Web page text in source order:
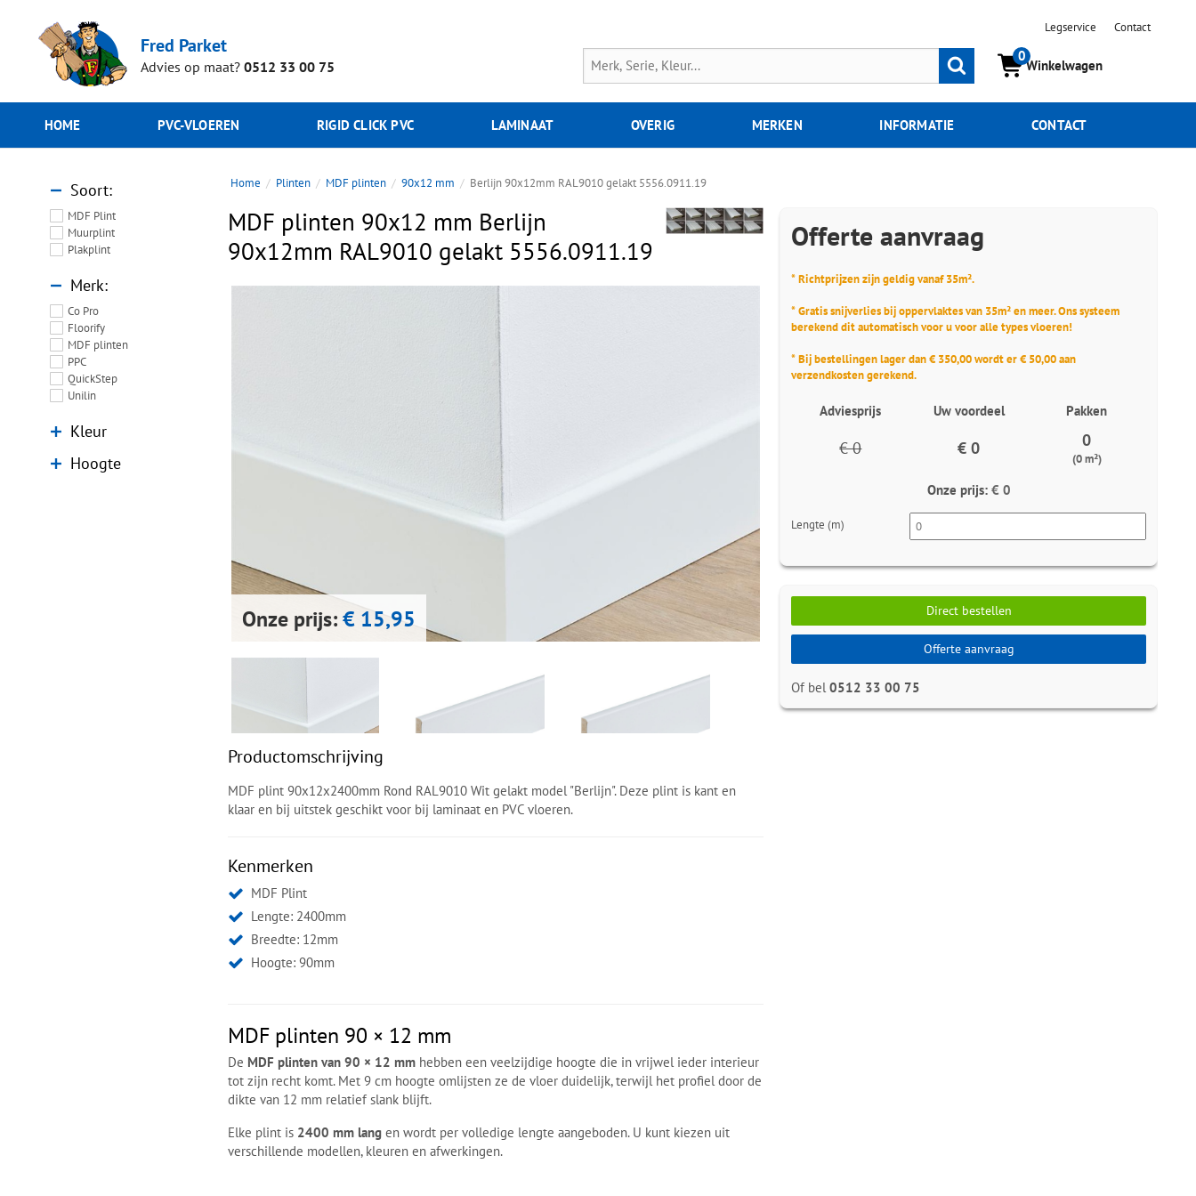
Fred Parket
Advies op maat? 0512 33 00 75
Legservice Contact
0
Winkelwagen
Zoeken
HOME PVC-VLOEREN RIGID CLICK PVC LAMINAAT OVERIG MERKEN INFORMATIE CONTACT
Soort
MDF Plint
Muurplint
Plakplint
Merk
Co Pro
Floorify
MDF plinten
PPC
QuickStep
Unilin
Kleur
Hoogte
Home Plinten MDF plinten 90x12 mm Berlijn 90x12mm RAL9010 gelakt 5556.0911.19
MDF plinten 90x12 mm Berlijn
90x12mm RAL9010 gelakt 5556.0911.19
Onze prijs: € 15,95
Productomschrijving
MDF plint 90x12x2400mm Rond RAL9010 Wit gelakt model "Berlijn". Deze plint is kant en
klaar en bij uitstek geschikt voor bij laminaat en PVC vloeren.
Kenmerken
MDF Plint
Lengte: 2400mm
Breedte: 12mm
Hoogte: 90mm
MDF plinten 90 × 12 mm
De MDF plinten van 90 × 12 mm hebben een veelzijdige hoogte die in vrijwel ieder interieur
tot zijn recht komt. Met 9 cm hoogte omlijsten ze de vloer duidelijk, terwijl het profiel door de
dikte van 12 mm relatief slank blijft.
Elke plint is 2400 mm lang en wordt per volledige lengte aangeboden. U kunt kiezen uit
verschillende modellen, kleuren en afwerkingen.
Offerte aanvraag
* Richtprijzen zijn geldig vanaf 35m².
* Gratis snijverlies bij oppervlaktes van 35m² en meer. Ons systeem
berekend dit automatisch voor u voor alle types vloeren!
* Bij bestellingen lager dan € 350,00 wordt er € 50,00 aan
verzendkosten gerekend.
Adviesprijs Uw voordeel Pakken
€ 0 € 0 0
(0 m²)
Onze prijs: € 0
Lengte (m)
Direct bestellen
Offerte aanvraag
Of bel0512 33 00 75